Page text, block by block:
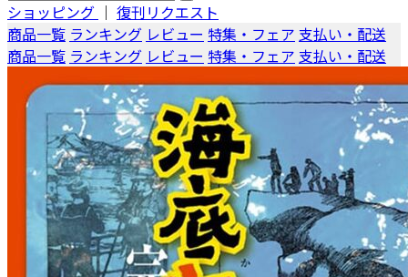
ショッピング ｜ 復刊リクエスト
商品一覧 ランキング レビュー 特集・フェア 支払い・配送
商品一覧 ランキング レビュー 特集・フェア 支払い・配送